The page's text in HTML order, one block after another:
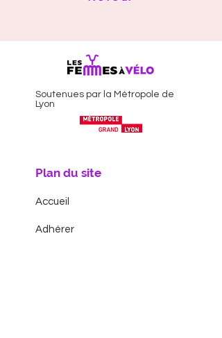
Soutenues par la Métropole de
Lyon
Plan du site
Accueil
Adhérer